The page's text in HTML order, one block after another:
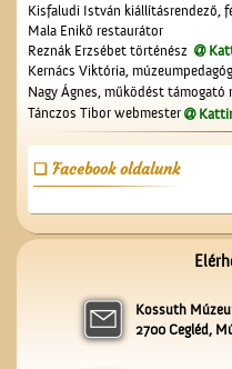
A
Kisfaludi István kiállításrendező,
Mala Enikő restaurátor
Reznák Erzsébet történész
Kernács Viktória,
Nagy Ágnes, működést támogató
Tánczos Tibor webmester
Facebook oldalunk
Kossuth
2700 Cegléd,